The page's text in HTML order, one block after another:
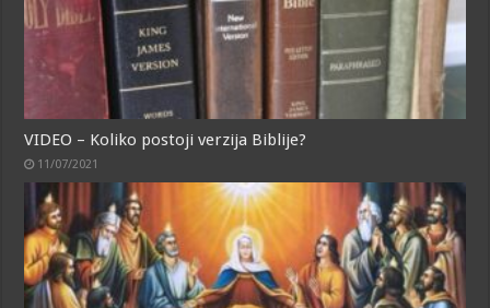
VIDEO – Koliko postoji verzija Biblije?
11/07/2021